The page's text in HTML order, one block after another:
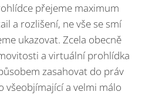
přejeme maximum
a rozlišení, ne vše se smí
ukazovat. Zcela obecně
a virtuální prohlídka
zasahovat do práv
a velmi málo